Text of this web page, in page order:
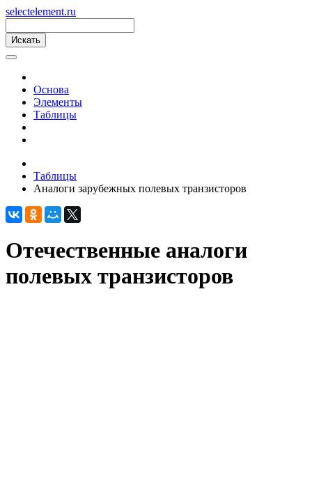
selectelement.ru
Основа
Элементы
Таблицы
Таблицы
Аналоги зарубежных полевых транзисторов
Отечественные аналоги
полевых транзисторов